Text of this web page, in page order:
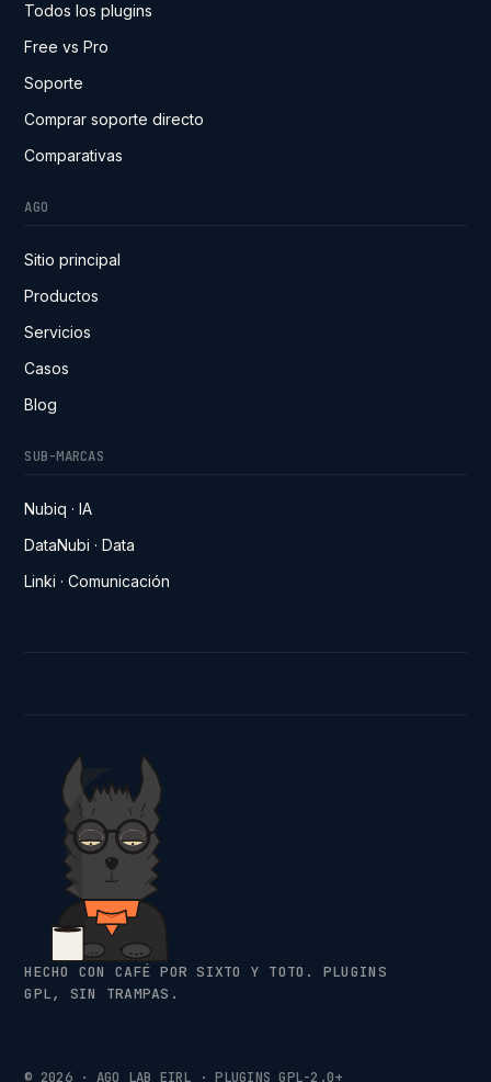
Todos los plugins
Free vs Pro
Soporte
Comprar soporte directo
Comparativas
AGO
Sitio principal
Productos
Servicios
Casos
Blog
SUB-MARCAS
Nubiq · IA
DataNubi · Data
Linki · Comunicación
HECHO CON CAFÉ POR SIXTO Y TOTO. PLUGINS
GPL, SIN TRAMPAS.
© 2026 · AGO LAB EIRL · PLUGINS GPL-2.0+